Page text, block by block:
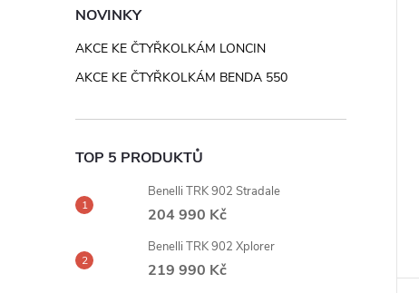
NOVINKY
AKCE KE ČTYŘKOLKÁM LONCIN
AKCE KE ČTYŘKOLKÁM BENDA 550
TOP 5 PRODUKTŮ
Benelli TRK 902 Stradale
204 990 Kč
Benelli TRK 902 Xplorer
219 990 Kč